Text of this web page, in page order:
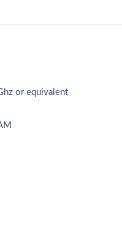
or equivalent